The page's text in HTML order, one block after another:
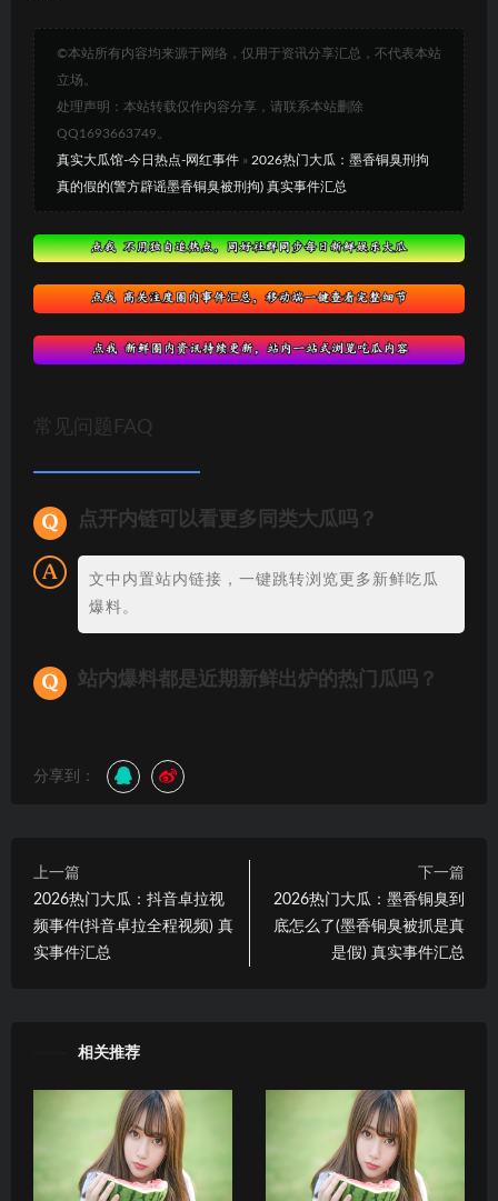
©本站所有内容均来源于网络，仅用于资讯分享汇总，不代表本站
立场。
处理声明：本站转载仅作内容分享，请联系本站删除
QQ1693663749。
真实大瓜馆-今日热点-网红事件 » 2026热门大瓜：墨香铜臭刑拘
真的假的(警方辟谣墨香铜臭被刑拘) 真实事件汇总
常见问题FAQ
点开内链可以看更多同类大瓜吗？
文中内置站内链接，一键跳转浏览更多新鲜吃瓜
爆料。
站内爆料都是近期新鲜出炉的热门瓜吗？
分享到：
上一篇
2026热门大瓜：抖音卓拉视
频事件(抖音卓拉全程视频) 真
实事件汇总
下一篇
2026热门大瓜：墨香铜臭到
底怎么了(墨香铜臭被抓是真
是假) 真实事件汇总
相关推荐